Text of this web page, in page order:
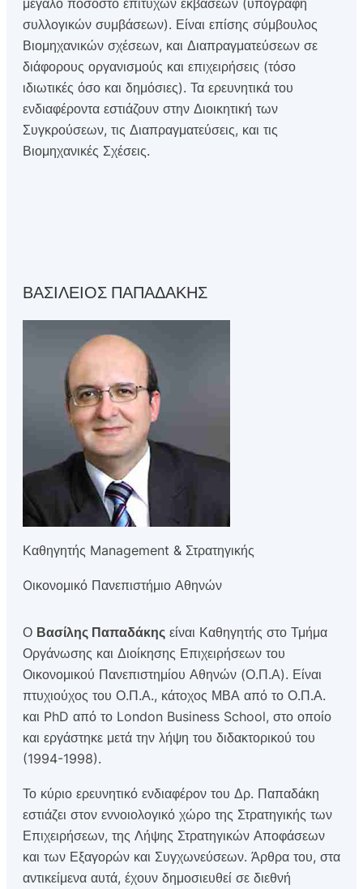
συλλογικών συμβάσεων). Είναι επίσης σύμβουλος
Βιομηχανικών σχέσεων, και Διαπραγματεύσεων σε
διάφορους οργανισμούς και επιχειρήσεις (τόσο
ιδιωτικές όσο και δημόσιες). Τα ερευνητικά του
ενδιαφέροντα εστιάζουν στην Διοικητική των
Συγκρούσεων, τις Διαπραγματεύσεις, και τις
Βιομηχανικές Σχέσεις.
ΒΑΣΙΛΕΙΟΣ ΠΑΠΑΔΑΚΗΣ
Καθηγητής Management & Στρατηγικής
Oικονομικό Πανεπιστήμιο Αθηνών
Ο Βασίλης Παπαδάκης είναι Καθηγητής στο Τμήμα
Οργάνωσης και Διοίκησης Επιχειρήσεων του
Οικονομικού Πανεπιστημίου Αθηνών (Ο.Π.Α). Είναι
πτυχιούχος του Ο.Π.Α., κάτοχος ΜΒΑ από το Ο.Π.Α.
και PhD από το London Business School, στο οποίο
και εργάστηκε μετά την λήψη του διδακτορικού του
(1994-1998).
Το κύριο ερευνητικό ενδιαφέρον του Δρ. Παπαδάκη
εστιάζει στον εννοιολογικό χώρο της Στρατηγικής των
Επιχειρήσεων, της Λήψης Στρατηγικών Αποφάσεων
και των Εξαγορών και Συγχωνεύσεων. Άρθρα του, στα
αντικείμενα αυτά, έχουν δημοσιευθεί σε διεθνή